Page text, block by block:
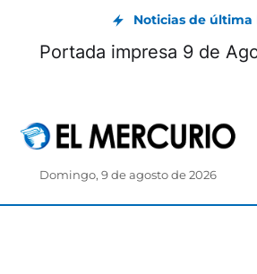
Noticias de última
Portada impresa 9 de
Domingo, 9 de agosto de 2026